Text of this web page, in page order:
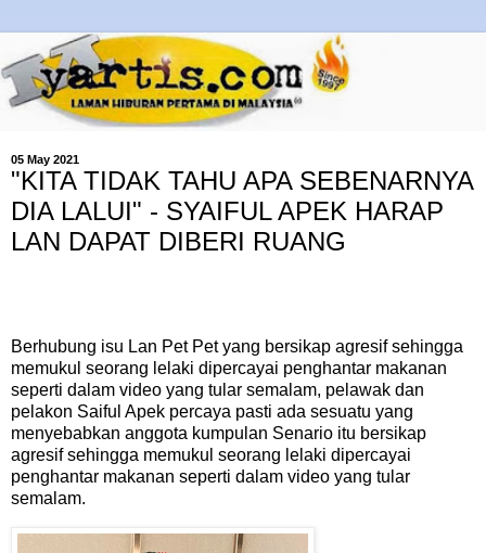
05 May 2021
"KITA TIDAK TAHU APA SEBENARNYA
DIA LALUI" - SYAIFUL APEK HARAP
LAN DAPAT DIBERI RUANG
Berhubung isu Lan Pet Pet yang bersikap agresif sehingga
memukul seorang lelaki dipercayai penghantar makanan
seperti dalam video yang tular semalam, pelawak dan
pelakon Saiful Apek percaya pasti ada sesuatu yang
menyebabkan anggota kumpulan Senario itu bersikap
agresif sehingga memukul seorang lelaki dipercayai
penghantar makanan seperti dalam video yang tular
semalam.